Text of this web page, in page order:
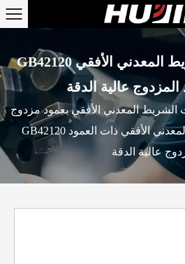
GB42120 آلة النشر ذات الشريط المعدني الأفقي
عالية الدقة
الشريط المعدني الأفقي بعمود مزدوج
GB42120 آلة النشر ذات الشريط المعدني الأفقي ذات العمود
عالية الدقة